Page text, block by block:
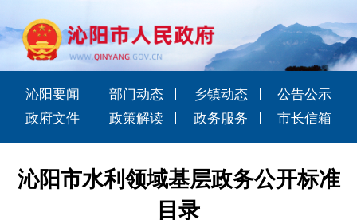
沁阳要闻 部门动态 乡镇动态
公告公示
政府文件
政策解读 政务服务 市长信箱
沁阳市水利领域基层政务公开标准
目录